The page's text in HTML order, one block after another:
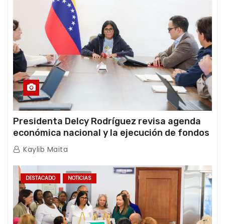
Presidenta Delcy Rodríguez revisa agenda
económica nacional y la ejecución de fondos
de emergencia post-sismos
Kaylib Maita
DESTACADO NOTICIAS